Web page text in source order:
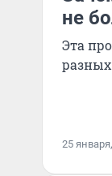
не
Эта
25